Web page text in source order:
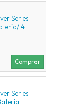
Series
4
Comprar
Series